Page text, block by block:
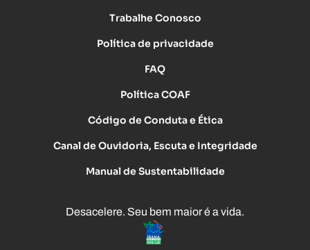
Trabalhe Conosco
Política de privacidade
FAQ
Política COAF
Código de Conduta e Ética
Canal de Ouvidoria, Escuta e Integridade
Manual de Sustentabilidade
Desacelere. Seu bem maior é a vida.